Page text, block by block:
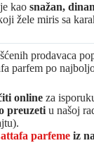
kao snažan,
žele miris sa
prodavaca
parfem po
online za
preuzeti u našoj
parfeme iz na